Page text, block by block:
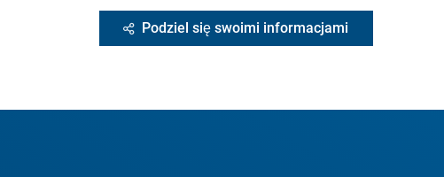
Podziel się swoimi informacjami